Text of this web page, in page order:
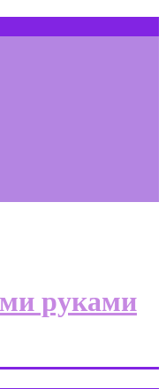
руками